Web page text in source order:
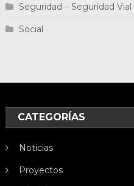
Seguridad – Seguridad Vial
Social
CATEGORÍAS
Noticias
Proyectos